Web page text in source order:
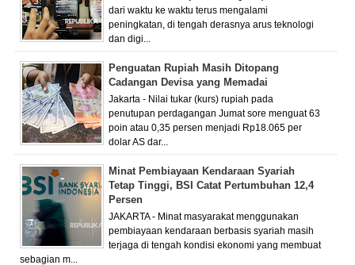
dari waktu ke waktu terus mengalami
peningkatan, di tengah derasnya arus teknologi
dan digi...
Penguatan Rupiah Masih Ditopang
Cadangan Devisa yang Memadai
Jakarta - Nilai tukar (kurs) rupiah pada
penutupan perdagangan Jumat sore menguat 63
poin atau 0,35 persen menjadi Rp18.065 per
dolar AS dar...
Minat Pembiayaan Kendaraan Syariah
Tetap Tinggi, BSI Catat Pertumbuhan 12,4
Persen
JAKARTA - Minat masyarakat menggunakan
pembiayaan kendaraan berbasis syariah masih
terjaga di tengah kondisi ekonomi yang membuat
sebagian m...